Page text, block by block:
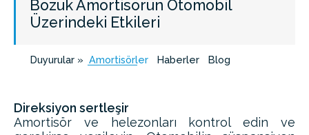
Bozuk Amortisörün Otomobil
Üzerindeki Etkileri
Duyurular » Amortisörler Haberler Blog
Direksiyon sertleşir
Amortisör ve helezonları kontrol edin ve